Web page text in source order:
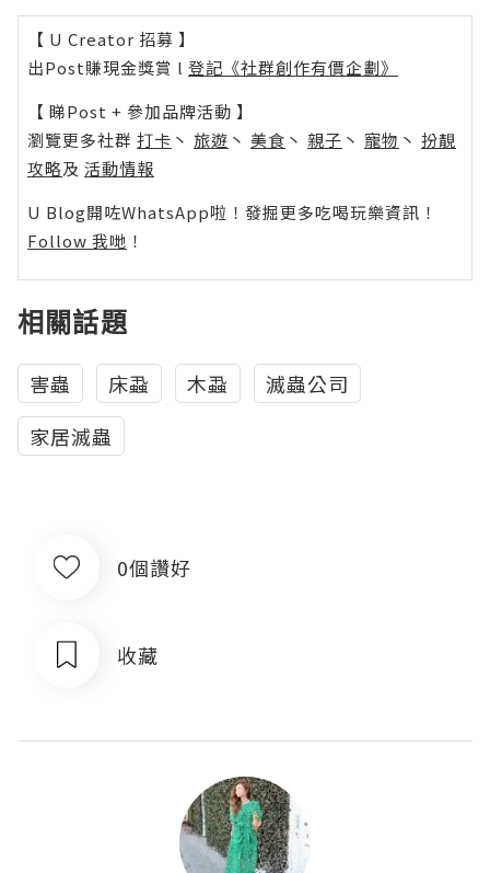
【 U Creator 招募 】
出Post賺現金獎賞 l 登記《社群創作有價企劃》
【 睇Post + 參加品牌活動 】
瀏覽更多社群 打卡 丶 旅遊 丶 美食 丶 親子 丶 寵物 丶 扮靚
攻略及 活動情報
U Blog開咗WhatsApp啦！發掘更多吃喝玩樂資訊！
Follow 我哋 ！
相關話題
害蟲 床蝨 木蝨
滅蟲公司
家居滅蟲
0個讚好
收藏